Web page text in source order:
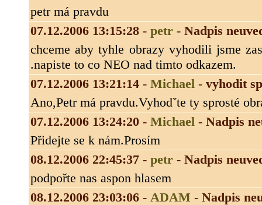
petr má pravdu
07.12.2006 13:15:28 - petr - Nadpis
chceme aby tyhle obrazy vyhodili jsme
.napiste to co NEO nad timto odkazem.
07.12.2006 13:21:14 - Michael - vyhodit
Ano,Petr má pravdu.Vyhodˇte ty sprosté
07.12.2006 13:24:20 - Michael - Nadpis
Přidejte se k nám.Prosím
08.12.2006 22:45:37 - petr - Nadpis
podpořte nas aspon hlasem
08.12.2006 23:03:06 - ADAM - Nadpis